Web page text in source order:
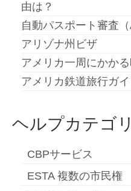
Svenska(スウ
由は？
自動パスポート審査
アリゾナ州ビザ
アメリカ一周にかかる
アメリカ鉄道旅行ガイ
ヘルプカテゴ
CBPサービス
ESTA 複数の市民権